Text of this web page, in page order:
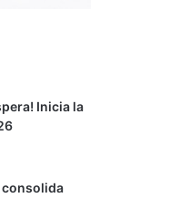
Inicia la
consolida